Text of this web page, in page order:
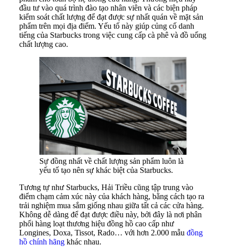
đầu tư vào quá trình đào tạo nhân viên và các biện pháp
kiểm soát chất lượng để đạt được sự nhất quán về mặt sản
phẩm trên mọi địa điểm. Yếu tố này giúp củng cố danh
tiếng của Starbucks trong việc cung cấp cà phê và đồ uống
chất lượng cao.
Sự đồng nhất về chất lượng sản phẩm luôn là
yếu tố tạo nên sự khác biệt của Starbucks.
Tương tự như Starbucks, Hải Triều cũng tập trung vào
điểm chạm cảm xúc này của khách hàng, bằng cách tạo ra
trải nghiệm mua sắm giống nhau giữa tất cả các cửa hàng.
Không dễ dàng để đạt được điều này, bởi đây là nơi phân
phối hàng loạt thương hiệu đồng hồ cao cấp như
Longines, Doxa, Tissot, Rado… với hơn 2.000 mẫu đồng
hồ chính hãng khác nhau.